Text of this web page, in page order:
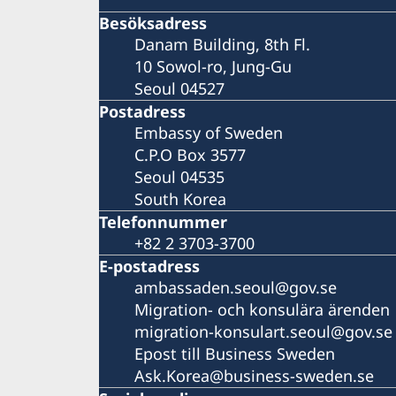
Besöksadress
Danam Building, 8th Fl.
10 Sowol-ro, Jung-Gu
Seoul 04527
Postadress
Embassy of Sweden
C.P.O Box 3577
Seoul 04535
South Korea
Telefonnummer
+82 2 3703-3700
E-postadress
ambassaden.seoul@gov.se
Migration- och konsulära ärenden
migration-konsulart.seoul@gov.se
Epost till Business Sweden
Ask.Korea@business-sweden.se